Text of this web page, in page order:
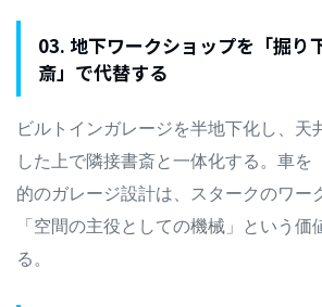
03. 地下ワークショップを「掘り
斎」で代替する
ビルトインガレージを半地下化し、天
した上で隣接書斎と一体化する。車を
的のガレージ設計は、スタークのワー
「空間の主役としての機械」という価
る。